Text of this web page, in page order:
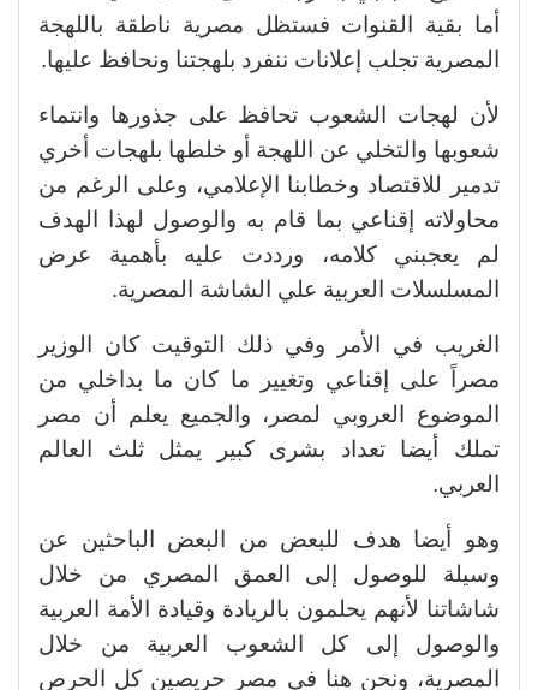
أما بقية القنوات فستظل مصرية ناطقة باللهجة
المصرية تجلب إعلانات ننفرد بلهجتنا ونحافظ عليها.
لأن لهجات الشعوب تحافظ على جذورها وانتماء
شعوبها والتخلي عن اللهجة أو خلطها بلهجات أخري
تدمير للاقتصاد وخطابنا الإعلامي، وعلى الرغم من
محاولاته إقناعي بما قام به والوصول لهذا الهدف
لم يعجبني كلامه، ورددت عليه بأهمية عرض
المسلسلات العربية علي الشاشة المصرية.
الغريب في الأمر وفي ذلك التوقيت كان الوزير
مصراً على إقناعي وتغيير ما كان ما بداخلي من
الموضوع العروبي لمصر، والجميع يعلم أن مصر
تملك أيضا تعداد بشرى كبير يمثل ثلث العالم
العربي.
وهو أيضا هدف للبعض من البعض الباحثين عن
وسيلة للوصول إلى العمق المصري من خلال
شاشاتنا لأنهم يحلمون بالريادة وقيادة الأمة العربية
والوصول إلى كل الشعوب العربية من خلال
المصرية، ونحن هنا في مصر حريصين كل الحرص